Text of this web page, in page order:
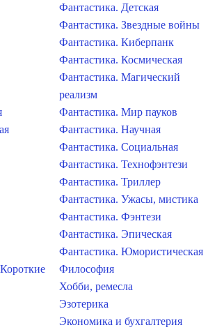
Фантастика. Детская
Фантастика. Звездные войны
Фантастика. Киберпанк
Фантастика. Космическая
Фантастика. Магический
реализм
Фантастика. Мир пауков
Фантастика. Научная
Фантастика. Социальная
Фантастика. Технофэнтези
Фантастика. Триллер
Фантастика. Ужасы, мистика
Фантастика. Фэнтези
Фантастика. Эпическая
Фантастика. Юмористическая
Философия
Хобби, ремесла
Эзотерика
Экономика и бухгалтерия